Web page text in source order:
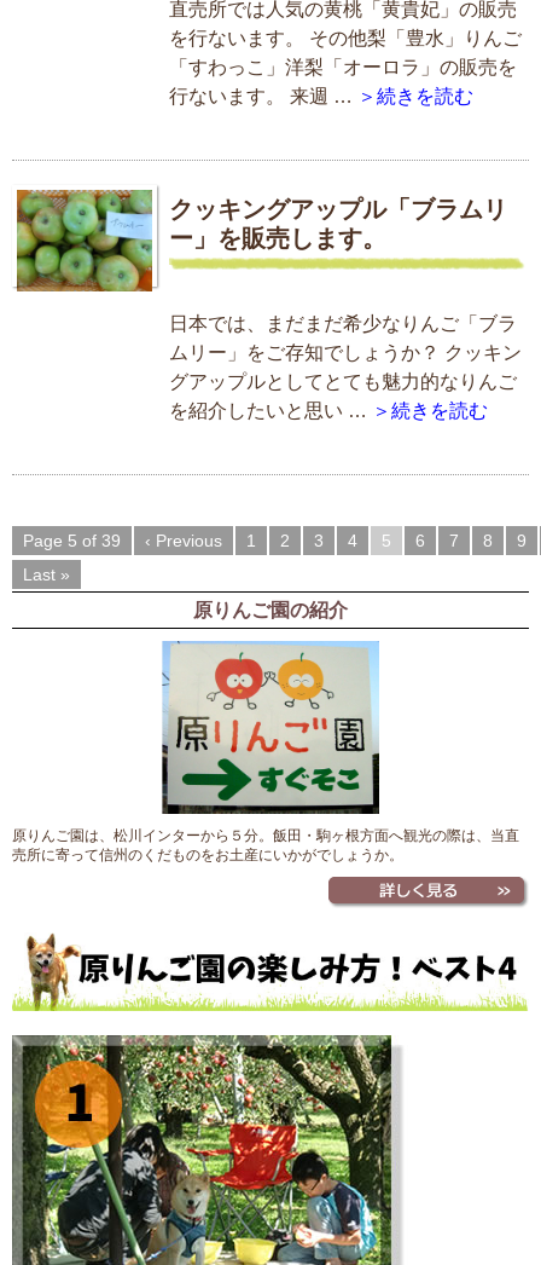
直売所では人気の黄桃「黄貴妃」の販売
を行ないます。 その他梨「豊水」りんご
「すわっこ」洋梨「オーロラ」の販売を
行ないます。 来週 … ＞続きを読む
クッキングアップル「ブラムリ
ー」を販売します。
日本では、まだまだ希少なりんご「ブラ
ムリー」をご存知でしょうか？ クッキン
グアップルとしてとても魅力的なりんご
を紹介したいと思い … ＞続きを読む
Page 5 of 39 ‹ Previous 1 2 3 4 5 6 7 8
9
Last »
原りんご園の紹介
原りんご園は、松川インターから５分。飯田・駒ヶ根方面へ観光の際は、当直
売所に寄って信州のくだものをお土産にいかがでしょうか。